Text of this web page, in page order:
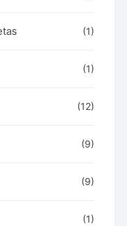
(1)
(1)
(12)
(9)
(9)
(1)